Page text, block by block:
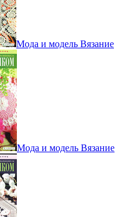
Мода и модель Вязание
Мода и модель Вязание